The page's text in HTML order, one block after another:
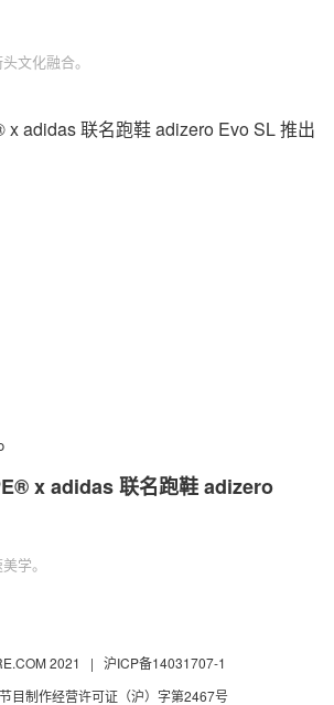
文化融合。
x adidas 联名跑鞋 adizero
学。
2021 | 沪ICP备14031707-1
目制作经营许可证（沪）字第2467号